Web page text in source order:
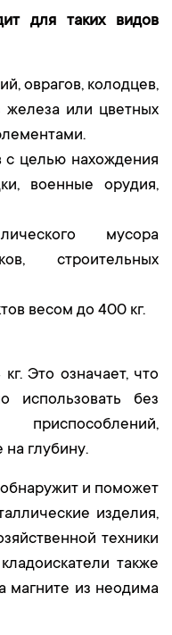
для таких видов
оврагов, колодцев,
или цветных
с целью нахождения
военные орудия,
мусора
строительных
весом до 400 кг.
Это означает, что
использовать без
глубину.
и поможет
изделия,
техники
также
магните из неодима